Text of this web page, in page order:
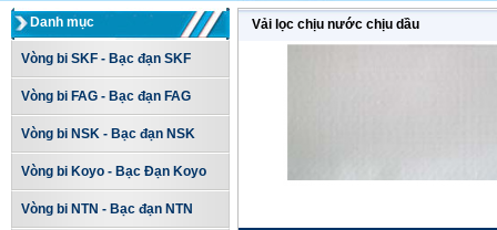
Danh mục
Vòng bi SKF - Bạc đạn SKF
Vòng bi FAG - Bạc đạn FAG
Vòng bi NSK - Bạc đạn NSK
Vòng bi Koyo - Bạc Đạn Koyo
Vòng bi NTN - Bạc đạn NTN
Vải lọc chịu nước chịu dầu